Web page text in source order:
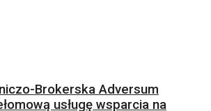
Brokerska Adversum
usługę wsparcia na